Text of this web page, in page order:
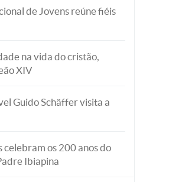
de Jovens reúne fiéis
na vida do cristão,
XIV
Guido Schäffer visita a
celebram os 200 anos do
Ibiapina